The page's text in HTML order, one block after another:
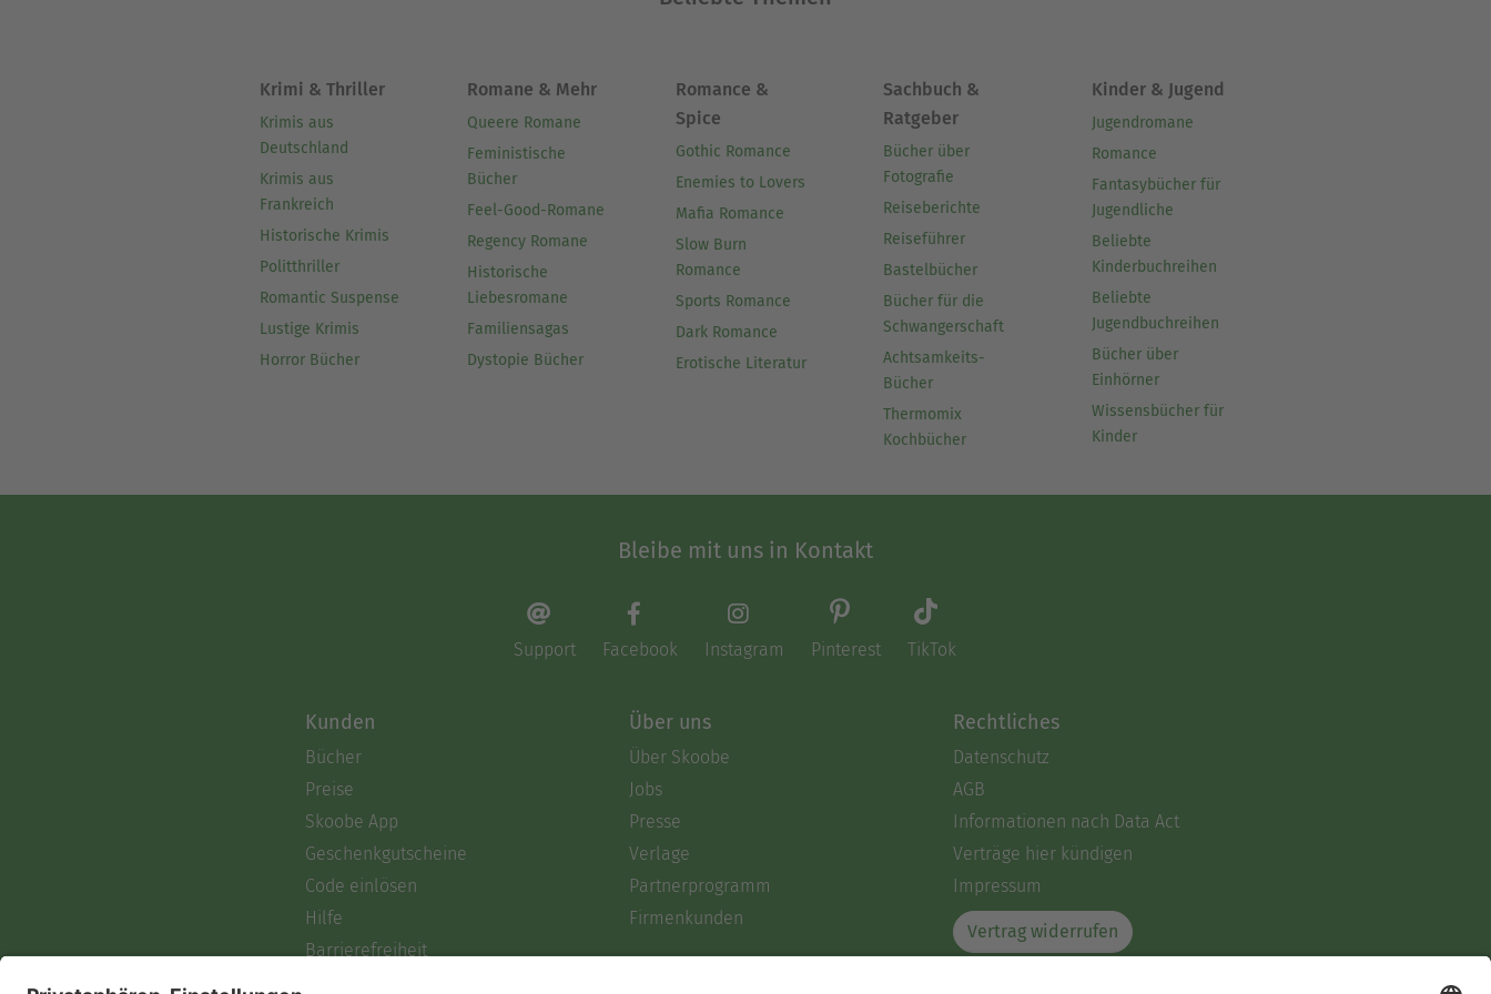
Krimi & Thriller
Krimis aus
Deutschland
Krimis aus
Frankreich
Historische Krimis
Politthriller
Romantic Suspense
Lustige Krimis
Horror Bücher
Romane & Mehr
Queere Romane
Feministische
Bücher
Feel-Good-Romane
Regency Romane
Historische
Liebesromane
Familiensagas
Dystopie Bücher
Romance &
Spice
Gothic Romance
Enemies to Lovers
Mafia Romance
Slow Burn
Romance
Sports Romance
Dark Romance
Erotische Literatur
Sachbuch &
Ratgeber
Bücher über
Fotografie
Reiseberichte
Reiseführer
Bastelbücher
Bücher für die
Schwangerschaft
Achtsamkeits-
Bücher
Thermomix
Kochbücher
Kinder & Jugend
Jugendromane
Romance
Fantasybücher für
Jugendliche
Beliebte
Kinderbuchreihen
Beliebte
Jugendbuchreihen
Bücher über
Einhörner
Wissensbücher für
Kinder
Bleibe mit uns in Kontakt
Support Facebook Instagram Pinterest TikTok
Kunden
Bücher
Preise
Skoobe App
Geschenkgutscheine
Code einlösen
Hilfe
Barrierefreiheit
Über uns
Über Skoobe
Jobs
Presse
Verlage
Partnerprogramm
Firmenkunden
Rechtliches
Datenschutz
AGB
Informationen nach Data Act
Verträge hier kündigen
Impressum
Vertrag widerrufen